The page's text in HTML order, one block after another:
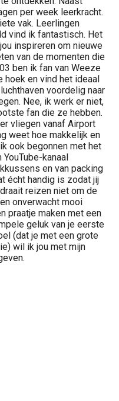
per week leerkracht.
vak. Leerlingen
vind ik fantastisch. Het
inspireren om nieuwe
van de momenten die
ben ik fan van Weeze
en vind het ideaal
voordelig naar
Nee, ik werk er niet,
fan die ze hebben.
vliegen vanaf Airport
weet hoe makkelijk en
ook begonnen met het
kanaal
en van packing
écht handig is zodat jij
reizen niet om de
onverwacht mooi
praatje maken met een
geluk van je eerste
(dat je met een grote
wil ik jou met mijn